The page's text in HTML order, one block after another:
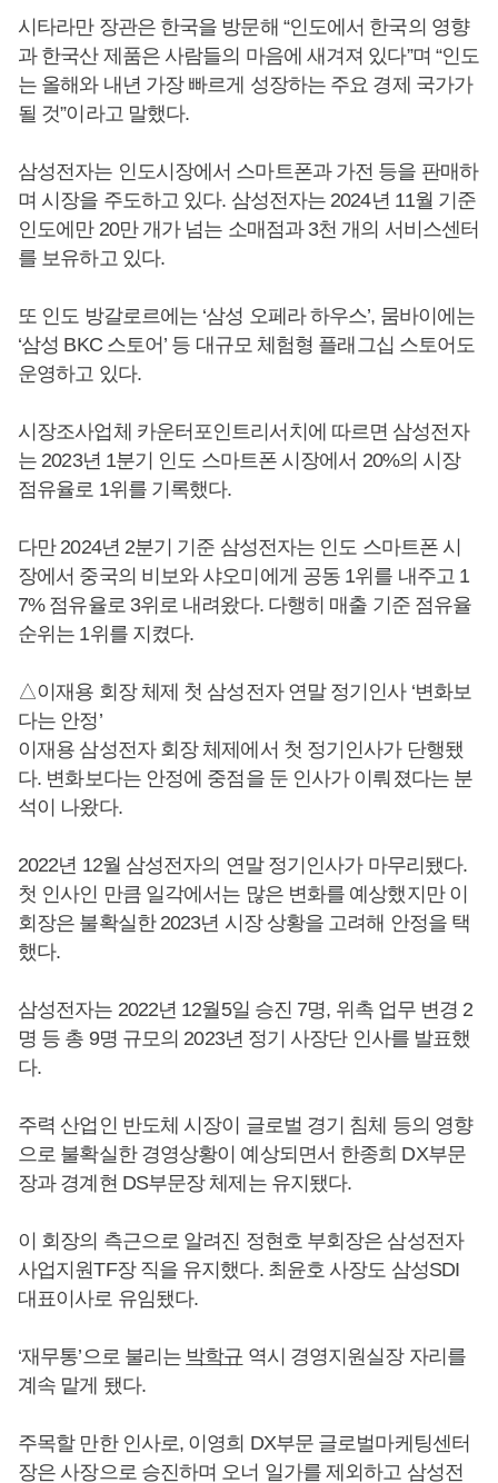
시타라만 장관은 한국을 방문해 “인도에서 한국의 영향
과 한국산 제품은 사람들의 마음에 새겨져 있다”며 “인도
는 올해와 내년 가장 빠르게 성장하는 주요 경제 국가가
될 것”이라고 말했다.
삼성전자는 인도시장에서 스마트폰과 가전 등을 판매하
며 시장을 주도하고 있다. 삼성전자는 2024년 11월 기준
인도에만 20만 개가 넘는 소매점과 3천 개의 서비스센터
를 보유하고 있다.
또 인도 방갈로르에는 ‘삼성 오페라 하우스’, 뭄바이에는
‘삼성 BKC 스토어’ 등 대규모 체험형 플래그십 스토어도
운영하고 있다.
시장조사업체 카운터포인트리서치에 따르면 삼성전자
는 2023년 1분기 인도 스마트폰 시장에서 20%의 시장
점유율로 1위를 기록했다.
다만 2024년 2분기 기준 삼성전자는 인도 스마트폰 시
장에서 중국의 비보와 샤오미에게 공동 1위를 내주고 1
7% 점유율로 3위로 내려왔다. 다행히 매출 기준 점유율
순위는 1위를 지켰다.
△이재용 회장 체제 첫 삼성전자 연말 정기인사 ‘변화보
다는 안정’
이재용 삼성전자 회장 체제에서 첫 정기인사가 단행됐
다. 변화보다는 안정에 중점을 둔 인사가 이뤄졌다는 분
석이 나왔다.
2022년 12월 삼성전자의 연말 정기인사가 마무리됐다.
첫 인사인 만큼 일각에서는 많은 변화를 예상했지만 이
회장은 불확실한 2023년 시장 상황을 고려해 안정을 택
했다.
삼성전자는 2022년 12월5일 승진 7명, 위촉 업무 변경 2
명 등 총 9명 규모의 2023년 정기 사장단 인사를 발표했
다.
주력 산업인 반도체 시장이 글로벌 경기 침체 등의 영향
으로 불확실한 경영상황이 예상되면서 한종희 DX부문
장과 경계현 DS부문장 체제는 유지됐다.
이 회장의 측근으로 알려진 정현호 부회장은 삼성전자
사업지원TF장 직을 유지했다. 최윤호 사장도 삼성SDI
대표이사로 유임됐다.
‘재무통’으로 불리는 박학규 역시 경영지원실장 자리를
계속 맡게 됐다.
주목할 만한 인사로, 이영희 DX부문 글로벌마케팅센터
장은 사장으로 승진하며 오너 일가를 제외하고 삼성전